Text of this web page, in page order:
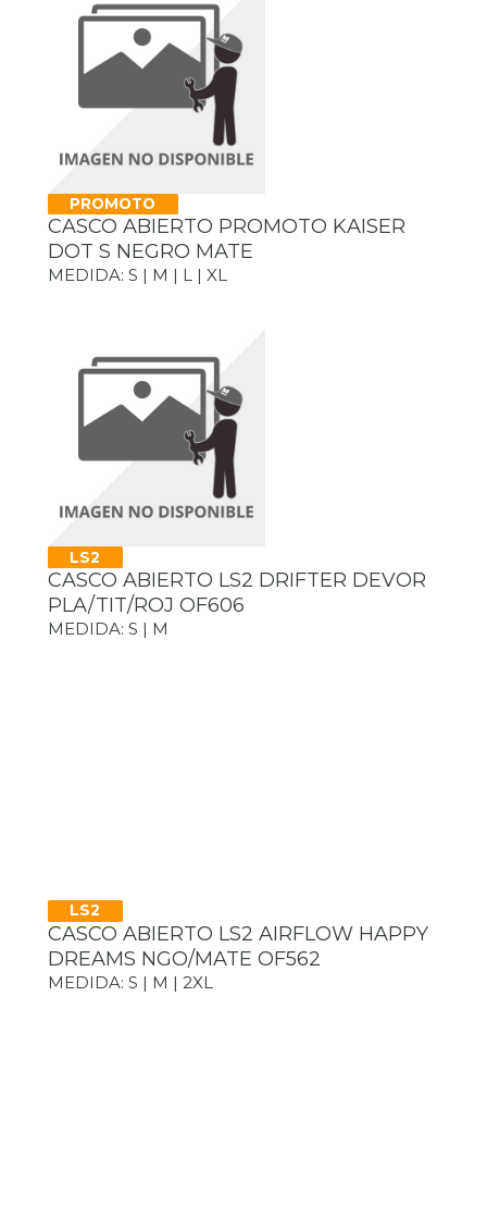
PROMOTO
CASCO ABIERTO PROMOTO KAISER
DOT S NEGRO MATE
MEDIDA: S | M | L | XL
LS2
CASCO ABIERTO LS2 DRIFTER DEVOR
PLA/TIT/ROJ OF606
MEDIDA: S | M
LS2
CASCO ABIERTO LS2 AIRFLOW HAPPY
DREAMS NGO/MATE OF562
MEDIDA: S | M | 2XL